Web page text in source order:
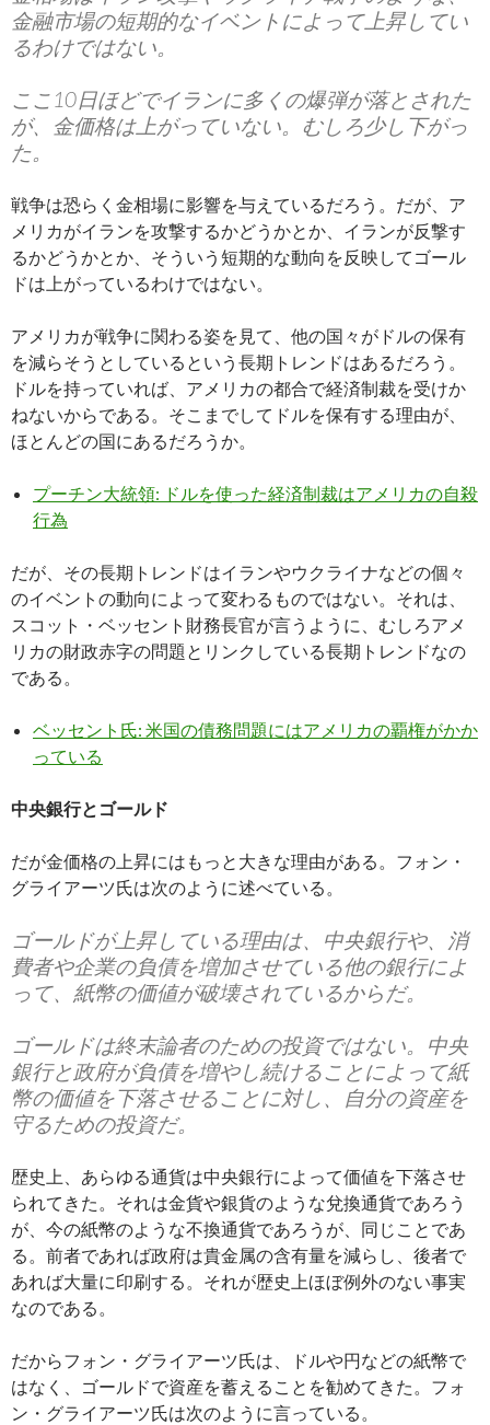
金融市場の短期的なイベントによって上昇してい
るわけではない。
ここ10日ほどでイランに多くの爆弾が落とされた
が、金価格は上がっていない。むしろ少し下がっ
た。
戦争は恐らく金相場に影響を与えているだろう。だが、ア
メリカがイランを攻撃するかどうかとか、イランが反撃す
るかどうかとか、そういう短期的な動向を反映してゴール
ドは上がっているわけではない。
アメリカが戦争に関わる姿を見て、他の国々がドルの保有
を減らそうとしているという長期トレンドはあるだろう。
ドルを持っていれば、アメリカの都合で経済制裁を受けか
ねないからである。そこまでしてドルを保有する理由が、
ほとんどの国にあるだろうか。
プーチン大統領: ドルを使った経済制裁はアメリカの自殺
行為
だが、その長期トレンドはイランやウクライナなどの個々
のイベントの動向によって変わるものではない。それは、
スコット・ベッセント財務長官が言うように、むしろアメ
リカの財政赤字の問題とリンクしている長期トレンドなの
である。
ベッセント氏: 米国の債務問題にはアメリカの覇権がかか
っている
中央銀行とゴールド
だが金価格の上昇にはもっと大きな理由がある。フォン・
グライアーツ氏は次のように述べている。
ゴールドが上昇している理由は、中央銀行や、消
費者や企業の負債を増加させている他の銀行によ
って、紙幣の価値が破壊されているからだ。
ゴールドは終末論者のための投資ではない。中央
銀行と政府が負債を増やし続けることによって紙
幣の価値を下落させることに対し、自分の資産を
守るための投資だ。
歴史上、あらゆる通貨は中央銀行によって価値を下落させ
られてきた。それは金貨や銀貨のような兌換通貨であろう
が、今の紙幣のような不換通貨であろうが、同じことであ
る。前者であれば政府は貴金属の含有量を減らし、後者で
あれば大量に印刷する。それが歴史上ほぼ例外のない事実
なのである。
だからフォン・グライアーツ氏は、ドルや円などの紙幣で
はなく、ゴールドで資産を蓄えることを勧めてきた。フォ
ン・グライアーツ氏は次のように言っている。